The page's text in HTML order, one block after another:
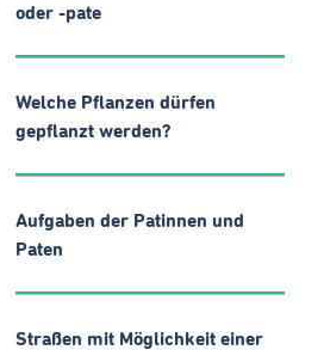
oder -pate
Welche Pflanzen dürfen
gepflanzt werden?
Aufgaben der Patinnen und
Paten
Straßen mit Möglichkeit einer